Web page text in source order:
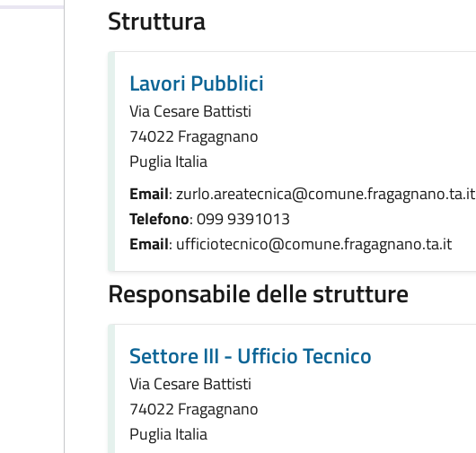
Struttura
Lavori Pubblici
Via Cesare Battisti
74022 Fragagnano
Puglia Italia
Email: zurlo.areatecnica@comune.fragagnano.ta.it
Telefono: 099 9391013
Email: ufficiotecnico@comune.fragagnano.ta.it
Responsabile delle strutture
Settore III - Ufficio Tecnico
Via Cesare Battisti
74022 Fragagnano
Puglia Italia